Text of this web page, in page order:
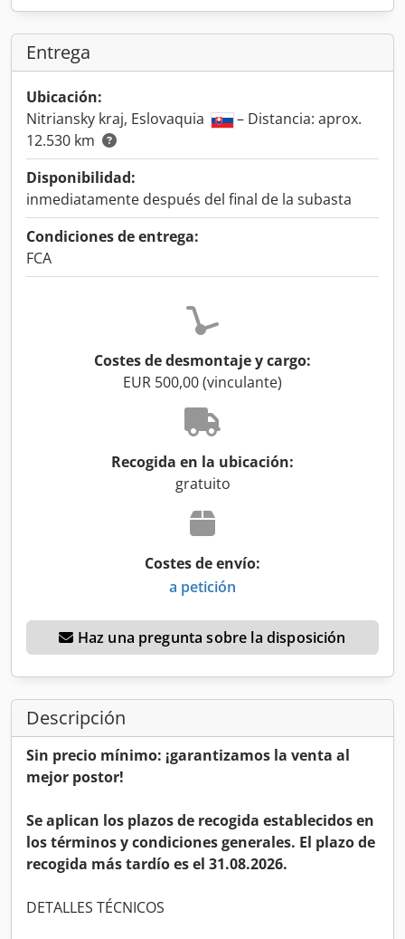
Entrega
Ubicación:
Nitriansky kraj, Eslovaquia
– Distancia: aprox.
12.530 km
Disponibilidad:
inmediatamente después del final de la subasta
Condiciones de entrega:
FCA
Costes de desmontaje y cargo:
EUR 500,00 (vinculante)
Recogida en la ubicación:
gratuito
Costes de envío:
a petición
Haz una pregunta sobre la disposición
Descripción
Sin precio mínimo: ¡garantizamos la venta al
mejor postor!
Se aplican los plazos de recogida establecidos en
los términos y condiciones generales. El plazo de
recogida más tardío es el 31.08.2026.
DETALLES TÉCNICOS